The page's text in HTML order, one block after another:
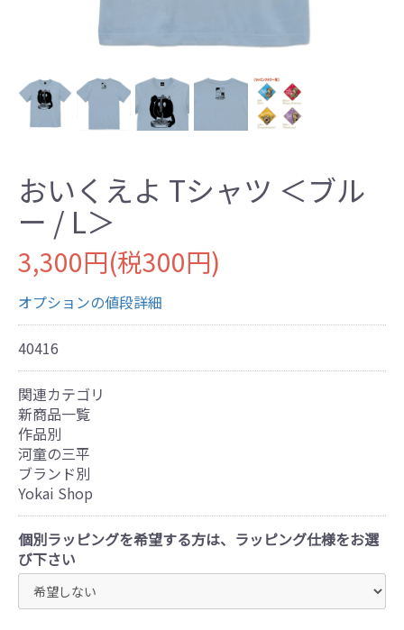
おいくえよ Tシャツ ＜ブル
ー / L＞
3,300円(税300円)
オプションの値段詳細
40416
関連カテゴリ
新商品一覧
作品別
河童の三平
ブランド別
Yokai Shop
個別ラッピングを希望する方は、ラッピング仕様をお選
び下さい